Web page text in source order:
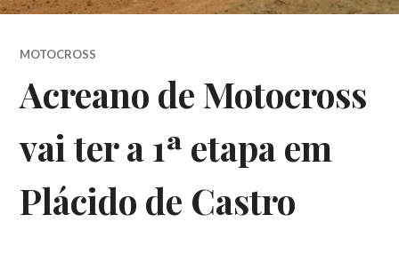
MOTOCROSS
Acreano de Motocross
vai ter a 1ª etapa em
Plácido de Castro